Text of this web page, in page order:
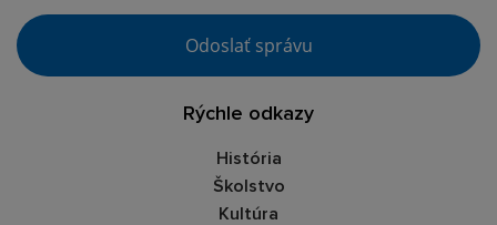
Google reCaptcha Response
Odoslať správu
Rýchle odkazy
História
Školstvo
Kultúra